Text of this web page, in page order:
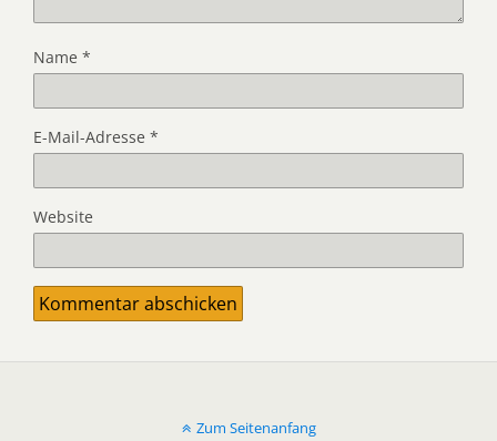
Name *
E-Mail-Adresse *
Website
Zum Seitenanfang